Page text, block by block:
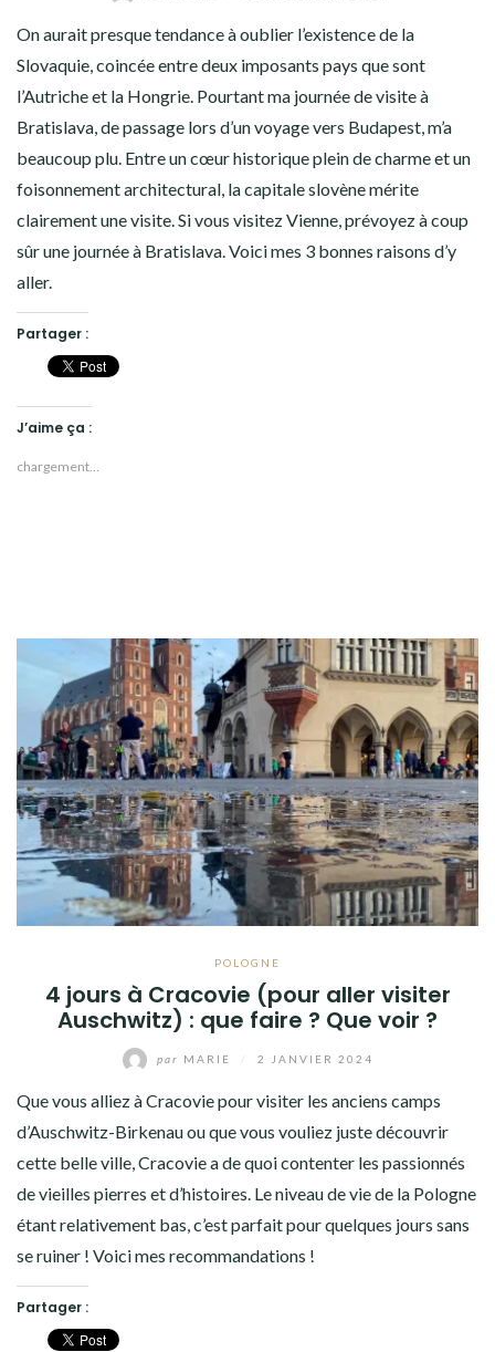
On aurait presque tendance à oublier l’existence de la
Slovaquie, coincée entre deux imposants pays que sont
l’Autriche et la Hongrie. Pourtant ma journée de visite à
Bratislava, de passage lors d’un voyage vers Budapest, m’a
beaucoup plu. Entre un cœur historique plein de charme et un
foisonnement architectural, la capitale slovène mérite
clairement une visite. Si vous visitez Vienne, prévoyez à coup
sûr une journée à Bratislava. Voici mes 3 bonnes raisons d’y
aller.
Partager :
J’aime ça :
chargement…
POLOGNE
4 jours à Cracovie (pour aller visiter
Auschwitz) : que faire ? Que voir ?
par MARIE 2 JANVIER 2024
Que vous alliez à Cracovie pour visiter les anciens camps
d’Auschwitz-Birkenau ou que vous vouliez juste découvrir
cette belle ville, Cracovie a de quoi contenter les passionnés
de vieilles pierres et d’histoires. Le niveau de vie de la Pologne
étant relativement bas, c’est parfait pour quelques jours sans
se ruiner ! Voici mes recommandations !
Partager :